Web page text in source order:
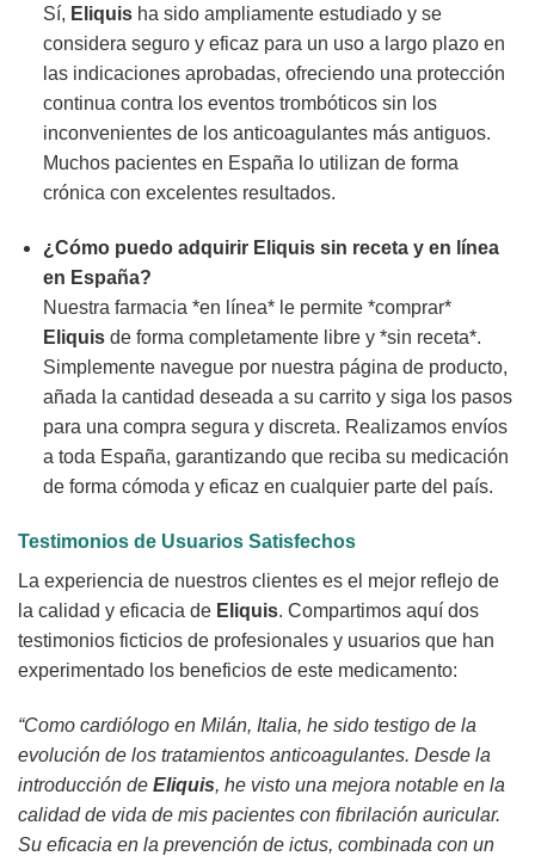
Sí, Eliquisha sido ampliamente estudiado y se
considera seguro y eficaz para un uso a largo plazo en
las indicaciones aprobadas, ofreciendo una protección
continua contra los eventos trombóticos sin los
inconvenientes de los anticoagulantes más antiguos.
Muchos pacientes en España lo utilizan de forma
crónica con excelentes resultados.
¿Cómo puedo adquirir Eliquis sin receta y en línea
en España?
Nuestra farmacia *en línea* le permite *comprar*
Eliquisde forma completamente libre y *sin receta*.
Simplemente navegue por nuestra página de producto,
añada la cantidad deseada a su carrito y siga los pasos
para una compra segura y discreta. Realizamos envíos
a toda España, garantizando que reciba su medicación
de forma cómoda y eficaz en cualquier parte del país.
Testimonios de Usuarios Satisfechos
La experiencia de nuestros clientes es el mejor reflejo de
la calidad y eficacia de Eliquis. Compartimos aquí dos
testimonios ficticios de profesionales y usuarios que han
experimentado los beneficios de este medicamento:
“Como cardiólogo en Milán, Italia, he sido testigo de la
evolución de los tratamientos anticoagulantes. Desde la
introducción de Eliquis, he visto una mejora notable en la
calidad de vida de mis pacientes con fibrilación auricular.
Su eficacia en la prevención de ictus, combinada con un